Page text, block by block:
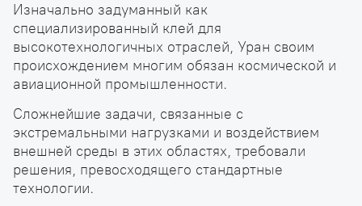
Изначально задуманный как
специализированный клей для
высокотехнологичных отраслей, Уран своим
происхождением многим обязан космической и
авиационной промышленности.
Сложнейшие задачи, связанные с
экстремальными нагрузками и воздействием
внешней среды в этих областях, требовали
решения, превосходящего стандартные
технологии.